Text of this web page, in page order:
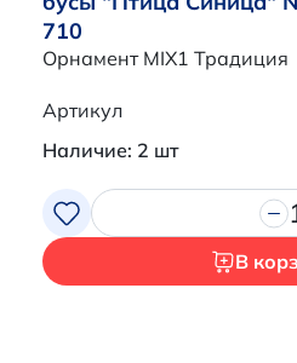
710
Орнамент MIX1 Традиция
Артикул
Наличие: 2 шт
В